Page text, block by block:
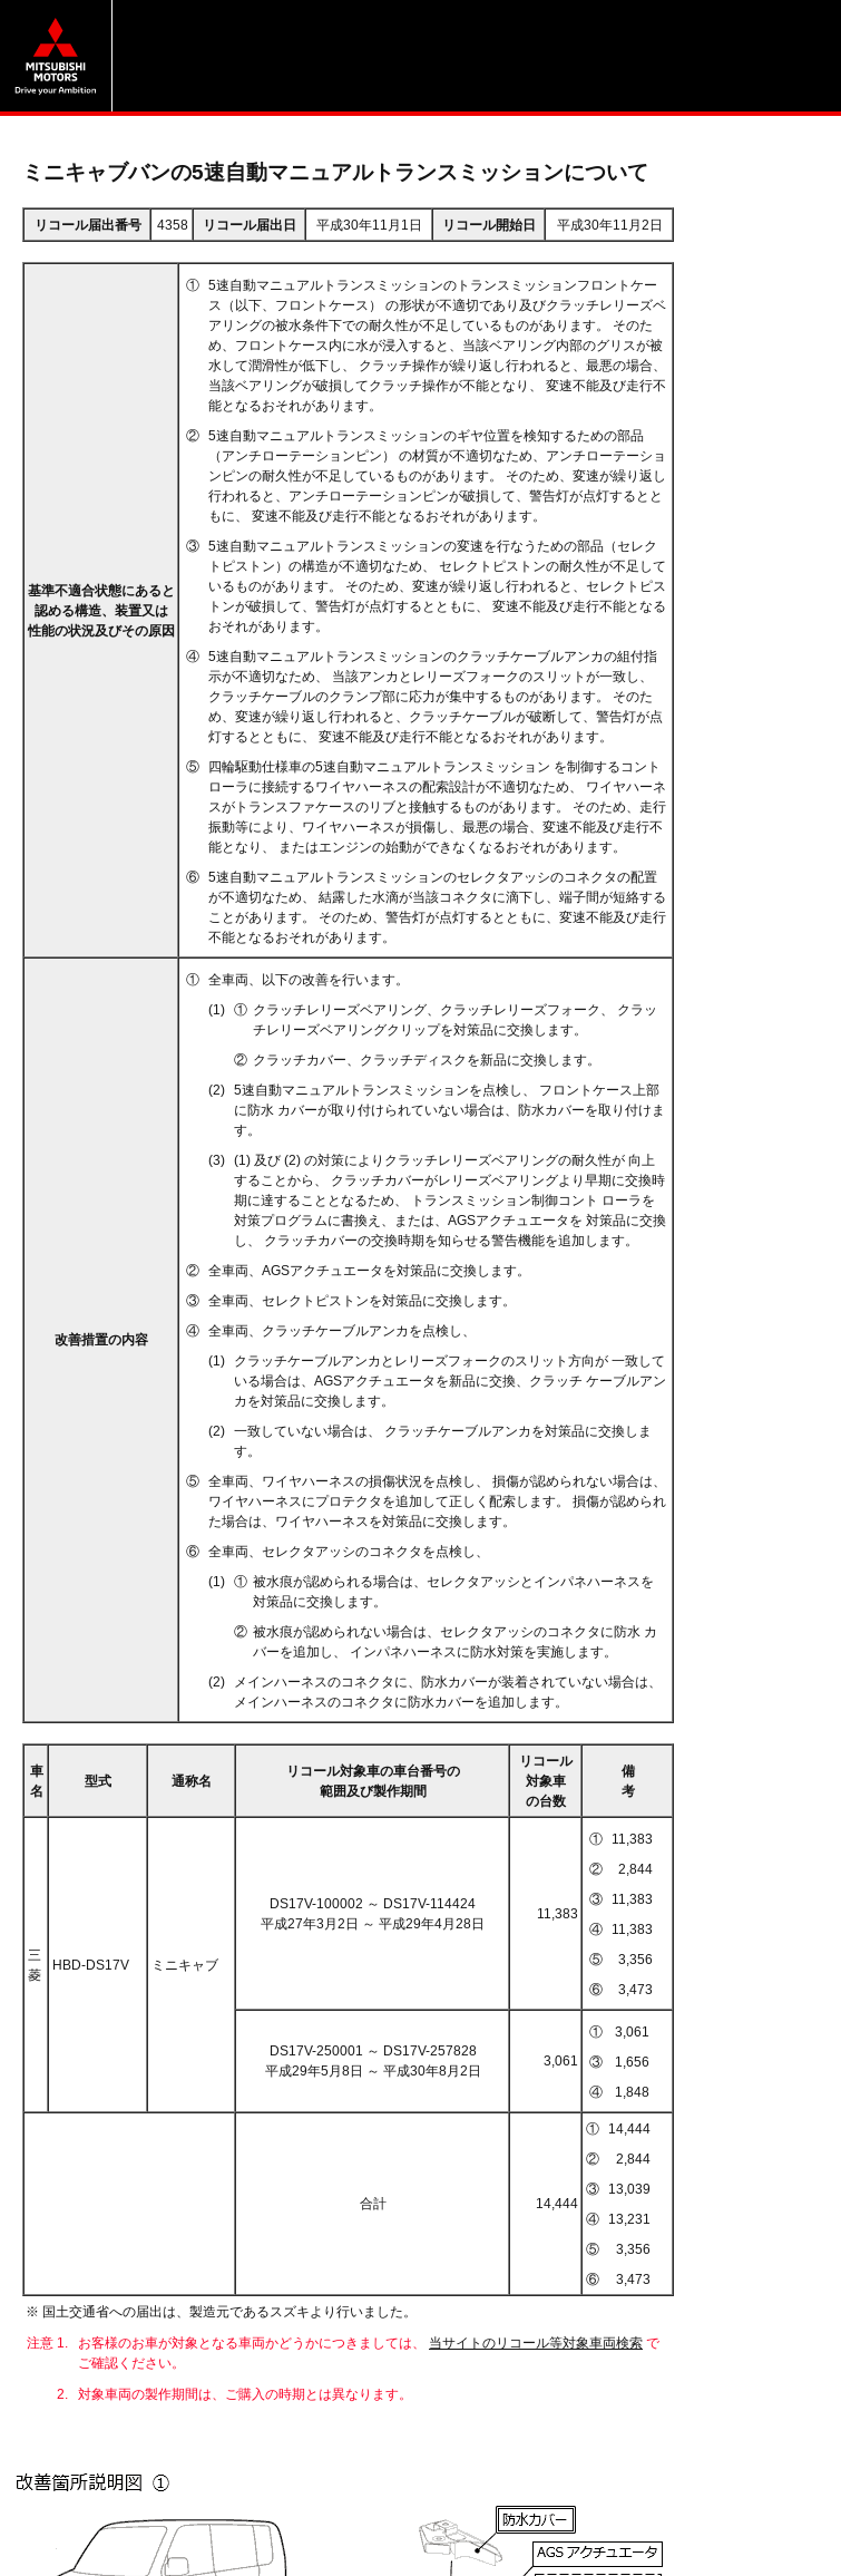
ミニキャブバンの5速自動マニュアルトランスミッションについて
リコール届出番号 4358 リコール届出日 平成30年11月1日 リコール開始日 平成30年11月2日
基準不適合状態にあると
認める構造、装置又は
性能の状況及びその原因
① 5速自動マニュアルトランスミッションのトランスミッションフロントケー
ス（以下、フロントケース） の形状が不適切であり及びクラッチレリーズベ
アリングの被水条件下での耐久性が不足しているものがあります。 そのた
め、フロントケース内に水が浸入すると、当該ベアリング内部のグリスが被
水して潤滑性が低下し、 クラッチ操作が繰り返し行われると、最悪の場合、
当該ベアリングが破損してクラッチ操作が不能となり、 変速不能及び走行不
能となるおそれがあります。
② 5速自動マニュアルトランスミッションのギヤ位置を検知するための部品
（アンチローテーションピン） の材質が不適切なため、アンチローテーショ
ンピンの耐久性が不足しているものがあります。 そのため、変速が繰り返し
行われると、アンチローテーションピンが破損して、警告灯が点灯するとと
もに、 変速不能及び走行不能となるおそれがあります。
③ 5速自動マニュアルトランスミッションの変速を行なうための部品（セレク
トピストン）の構造が不適切なため、 セレクトピストンの耐久性が不足して
いるものがあります。 そのため、変速が繰り返し行われると、セレクトピス
トンが破損して、警告灯が点灯するとともに、 変速不能及び走行不能となる
おそれがあります。
④ 5速自動マニュアルトランスミッションのクラッチケーブルアンカの組付指
示が不適切なため、 当該アンカとレリーズフォークのスリットが一致し、
クラッチケーブルのクランプ部に応力が集中するものがあります。 そのた
め、変速が繰り返し行われると、クラッチケーブルが破断して、警告灯が点
灯するとともに、 変速不能及び走行不能となるおそれがあります。
⑤
四輪駆動仕様車の5速自動マニュアルトランスミッション を制御するコント
ローラに接続するワイヤハーネスの配索設計が不適切なため、 ワイヤハーネ
スがトランスファケースのリブと接触するものがあります。 そのため、走行
振動等により、ワイヤハーネスが損傷し、最悪の場合、変速不能及び走行不
能となり、 またはエンジンの始動ができなくなるおそれがあります。
⑥ 5速自動マニュアルトランスミッションのセレクタアッシのコネクタの配置
が不適切なため、 結露した水滴が当該コネクタに滴下し、端子間が短絡する
ことがあります。 そのため、警告灯が点灯するとともに、変速不能及び走行
不能となるおそれがあります。
改善措置の内容
① 全車両、以下の改善を行います。
(1) ① クラッチレリーズベアリング、クラッチレリーズフォーク、 クラッ
チレリーズベアリングクリップを対策品に交換します。
② クラッチカバー、クラッチディスクを新品に交換します。
(2) 5速自動マニュアルトランスミッションを点検し、 フロントケース上部
に防水 カバーが取り付けられていない場合は、防水カバーを取り付けま
す。
(3) (1) 及び (2) の対策によりクラッチレリーズベアリングの耐久性が 向上
することから、 クラッチカバーがレリーズベアリングより早期に交換時
期に達することとなるため、 トランスミッション制御コント ローラを
対策プログラムに書換え、または、AGSアクチュエータを 対策品に交換
し、 クラッチカバーの交換時期を知らせる警告機能を追加します。
② 全車両、AGSアクチュエータを対策品に交換します。
③ 全車両、セレクトピストンを対策品に交換します。
④ 全車両、クラッチケーブルアンカを点検し、
(1)
クラッチケーブルアンカとレリーズフォークのスリット方向が 一致して
いる場合は、AGSアクチュエータを新品に交換、クラッチ ケーブルアン
カを対策品に交換します。
(2) 一致していない場合は、 クラッチケーブルアンカを対策品に交換しま
す。
⑤ 全車両、ワイヤハーネスの損傷状況を点検し、 損傷が認められない場合は、
ワイヤハーネスにプロテクタを追加して正しく配索します。 損傷が認められ
た場合は、ワイヤハーネスを対策品に交換します。
⑥ 全車両、セレクタアッシのコネクタを点検し、
(1) ① 被水痕が認められる場合は、セレクタアッシとインパネハーネスを
対策品に交換します。
② 被水痕が認められない場合は、セレクタアッシのコネクタに防水 カ
バーを追加し、 インパネハーネスに防水対策を実施します。
(2)
メインハーネスのコネクタに、防水カバーが装着されていない場合は、
メインハーネスのコネクタに防水カバーを追加します。
車
名
型式 通称名
リコール対象車の車台番号の
範囲及び製作期間
リコール
対象車
の台数
備
考
三
菱
HBD-DS17V ミニキャブ
DS17V-100002 ～ DS17V-114424
平成27年3月2日 ～ 平成29年4月28日
11,383
①
11,383
②
2,844
③
11,383
④
11,383
⑤
3,356
⑥
3,473
DS17V-250001 ～ DS17V-257828
平成29年5月8日 ～ 平成30年8月2日
3,061
①
3,061
③
1,656
④
1,848
合計 14,444
①
14,444
②
2,844
③
13,039
④
13,231
⑤
3,356
⑥
3,473
※ 国土交通省への届出は、製造元であるスズキより行いました。
注意 1.
お客様のお車が対象となる車両かどうかにつきましては、 当サイトのリコール等対象車両検索 で
ご確認ください。
2.
対象車両の製作期間は、ご購入の時期とは異なります。